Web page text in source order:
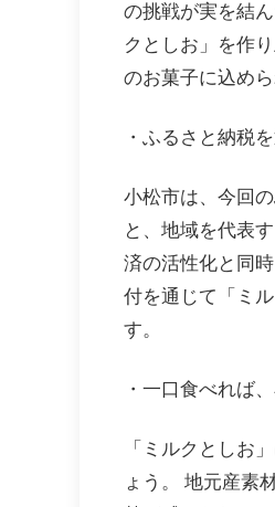
の挑戦が実を結
クとしお」を作
のお菓子に込め
・ふるさと納税
小松市は、今回
と、地域を代表
済の活性化と同
付を通じて「ミ
す。
・一口食べれば
「ミルクとしお
ょう。 地元産素